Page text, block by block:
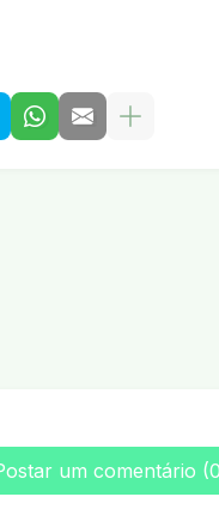
um comentário